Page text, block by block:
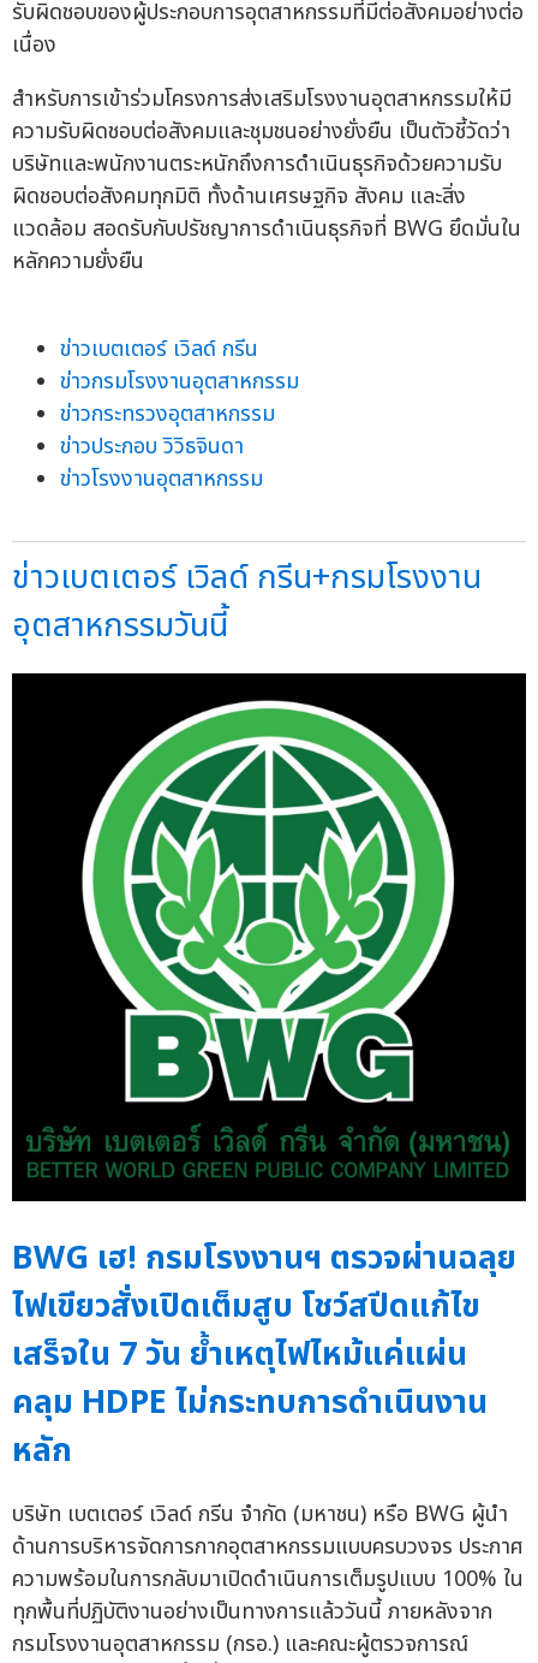
รับผิดชอบของผู้ประกอบการอุตสาหกรรมที่มีต่อสังคมอย่างต่อ
เนื่อง
สำหรับการเข้าร่วมโครงการส่งเสริมโรงงานอุตสาหกรรมให้มี
ความรับผิดชอบต่อสังคมและชุมชนอย่างยั่งยืน เป็นตัวชี้วัดว่า
บริษัทและพนักงานตระหนักถึงการดำเนินธุรกิจด้วยความรับ
ผิดชอบต่อสังคมทุกมิติ ทั้งด้านเศรษฐกิจ สังคม และสิ่ง
แวดล้อม สอดรับกับปรัชญาการดำเนินธุรกิจที่ BWG ยึดมั่นใน
หลักความยั่งยืน
ข่าวเบตเตอร์ เวิลด์ กรีน
ข่าวกรมโรงงานอุตสาหกรรม
ข่าวกระทรวงอุตสาหกรรม
ข่าวประกอบ วิวิธจินดา
ข่าวโรงงานอุตสาหกรรม
ข่าวเบตเตอร์ เวิลด์ กรีน+กรมโรงงาน
อุตสาหกรรมวันนี้
BWG เฮ! กรมโรงงานฯ ตรวจผ่านฉลุย
ไฟเขียวสั่งเปิดเต็มสูบ โชว์สปีดแก้ไข
เสร็จใน 7 วัน ย้ำเหตุไฟไหม้แค่แผ่น
คลุม HDPE ไม่กระทบการดำเนินงาน
หลัก
บริษัท เบตเตอร์ เวิลด์ กรีน จำกัด (มหาชน) หรือ BWG ผู้นำ
ด้านการบริหารจัดการกากอุตสาหกรรมแบบครบวงจร ประกาศ
ความพร้อมในการกลับมาเปิดดำเนินการเต็มรูปแบบ 100% ใน
ทุกพื้นที่ปฏิบัติงานอย่างเป็นทางการแล้ววันนี้ ภายหลังจาก
กรมโรงงานอุตสาหกรรม (กรอ.) และคณะผู้ตรวจการณ์